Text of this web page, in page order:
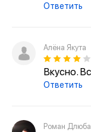
Ответить
Алёна Якута
Вкусно.
Ответить
Роман